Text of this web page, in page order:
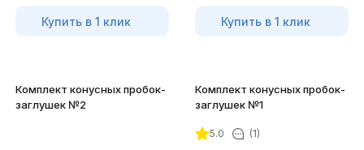
Купить в 1 клик Купить в 1 клик
Комплект конусных пробок-
заглушек №2
Комплект конусных пробок-
заглушек №1
5.0 (1)